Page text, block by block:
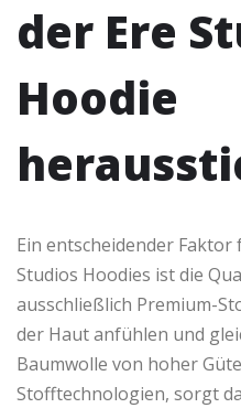
der Ere
Hoodie
Ein entscheidender
Studios Hoodies ist die
ausschließlich Premium-
der Haut anfühlen und
Baumwolle von hoher
Stofftechnologien, sorgt